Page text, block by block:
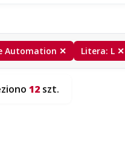
Automation ✕ Litera: L ✕
12szt.